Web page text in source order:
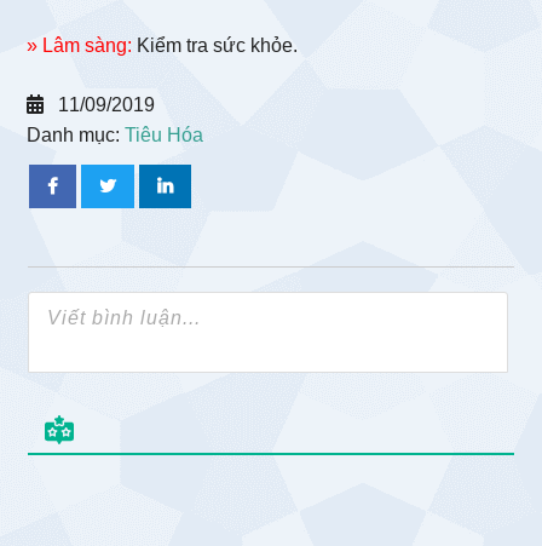
» Lâm sàng: Kiểm tra sức khỏe.
11/09/2019
Danh mục:Tiêu Hóa